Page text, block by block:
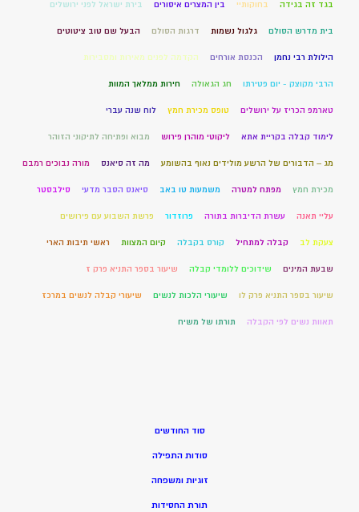
בגד זה בגידה בחוקותיי בין המצרים איסורים בירת ישראל לפני ירושלים
בית מדרש הסולם גלגול נשמות דרגות הסולם הבעל שם טוב ציטוטים
הילולת רבי נחמן הכנסת אורחים הקדמה לפנים מאירות ומסבירות
הרבי מקוצק - יום פטירתו חג הגאולה חירות ממלאך המוות
טארמפ הכריז על ירושלים טופס מכירת חמץ לוח שנה עברי
לימוד קבלה בקריית אתא ליקוטי מוהרן פירוש מבוא ופתיחה לתיקוני הזוהר
מג – הדבורים של הרשע מולידים נאוף בהשומע מה זה סיאנס מורה נבוכים רמבם
מכירת חמץ מפתח למטרה משמעות טו באב סיאנס הסבר מדעי סילבסטר
עליי תאנה עשרת הדיברות בתורה פרוזדור פרשת השבוע עם פירושים
צעקת לב קבלה למתחיל קורס בקבלה קיום המצוות ראשי תיבות הארי
שבעת המינים שידוכים ללומדי קבלה שיעור בספר התניא פרק ז
שיעור בספר התניא פרק לו שיעורי הלכות לנשים שיעורי קבלה לנשים במרכז
תאוות נשים לפי הקבלה תורתו של משיח
סוד החודשים
סודות התפילה
זוגיות ומשפחה
תורת החסידות